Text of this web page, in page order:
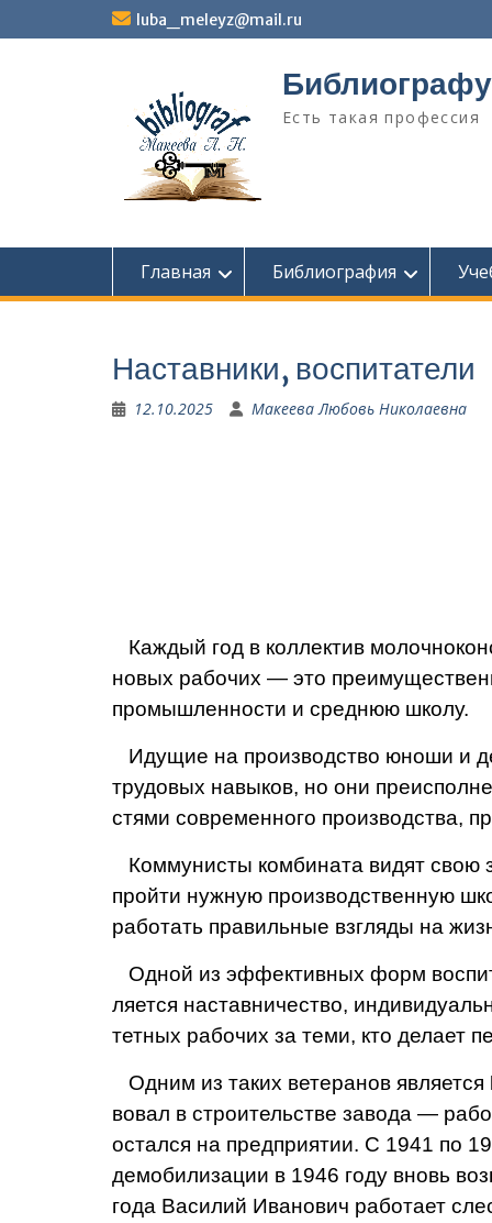
к
luba_meleyz@mail.ru
Есть такая профессия
Главная Библиография
Наставники, воспитатели
12.10.2025 Макеева Любовь Николаевна
Каждый год в коллектив
новых рабочих — это
промышленности и среднюю школу.
Идущие на производство юно­ши и
трудовых навыков, но они
стями современного производст­ва,
Коммунисты комбината ви­дят свою
пройти нужную производст­венную
работать правильные взгляды на
Одной из эффективных форм
ляется наставничество,
тетных рабочих за теми, кто делает
Одним из таких ветеранов является
вовал в строительстве завода —
остал­ся на предприятии. С 1941 по
демо­билизации в 1946 году вновь
года Василий Иванович работает